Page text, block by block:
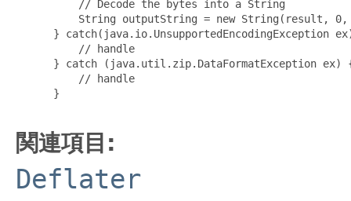
     // Decode the bytes into a String
String outputString = new String(result,
} catch(java.io.UnsupportedEncodingException
     // handle
} catch (java.util.zip.DataFormatException ex)
     // handle
}
関連項目:
Deflater